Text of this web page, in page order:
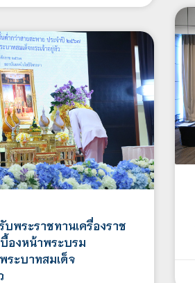
พระราชทานเครื่องราช
องหน้าพระบรม
ะบาทสมเด็จ